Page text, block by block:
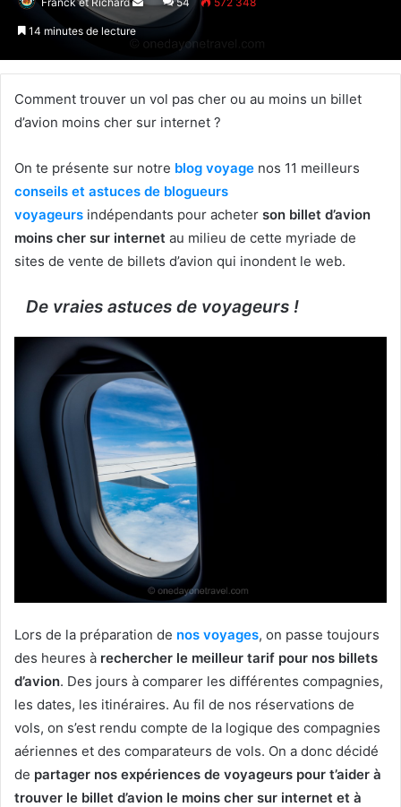
un
courriel
14 minutes de lecture
Comment trouver un vol pas cher ou au moins un billet
d’avion moins cher sur internet ?
On te présente sur notre blog voyage nos 11 meilleurs
conseils et astuces de blogueurs
voyageurs indépendants pour acheter son billet d’avion
moins cher sur internet au milieu de cette myriade de
sites de vente de billets d’avion qui inondent le web.
De vraies astuces de voyageurs !
Lors de la préparation de nos voyages, on passe toujours
des heures à rechercher le meilleur tarif pour nos billets
d’avion. Des jours à comparer les différentes compagnies,
les dates, les itinéraires. Au fil de nos réservations de
vols, on s’est rendu compte de la logique des compagnies
aériennes et des comparateurs de vols. On a donc décidé
de partager nos expériences de voyageurs pour t’aider à
trouver le billet d’avion le moins cher sur internet et à